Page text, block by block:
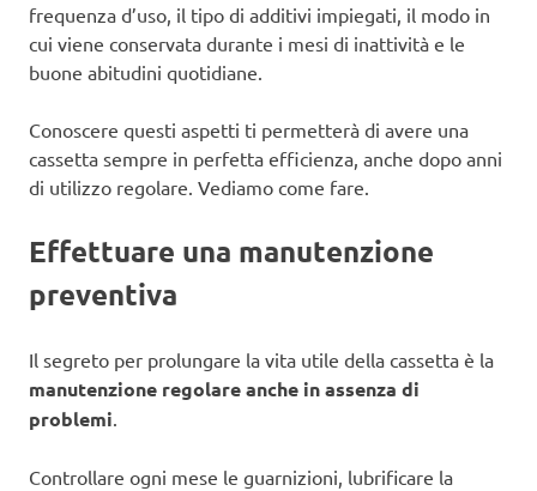
frequenza d’uso, il tipo di additivi impiegati, il modo in
cui viene conservata durante i mesi di inattività e le
buone abitudini quotidiane.
Conoscere questi aspetti ti permetterà di avere una
cassetta sempre in perfetta efficienza, anche dopo anni
di utilizzo regolare. Vediamo come fare.
Effettuare una manutenzione
preventiva
Il segreto per prolungare la vita utile della cassetta è la
manutenzione regolare anche in assenza di
problemi
Controllare ogni mese le guarnizioni, lubrificare la